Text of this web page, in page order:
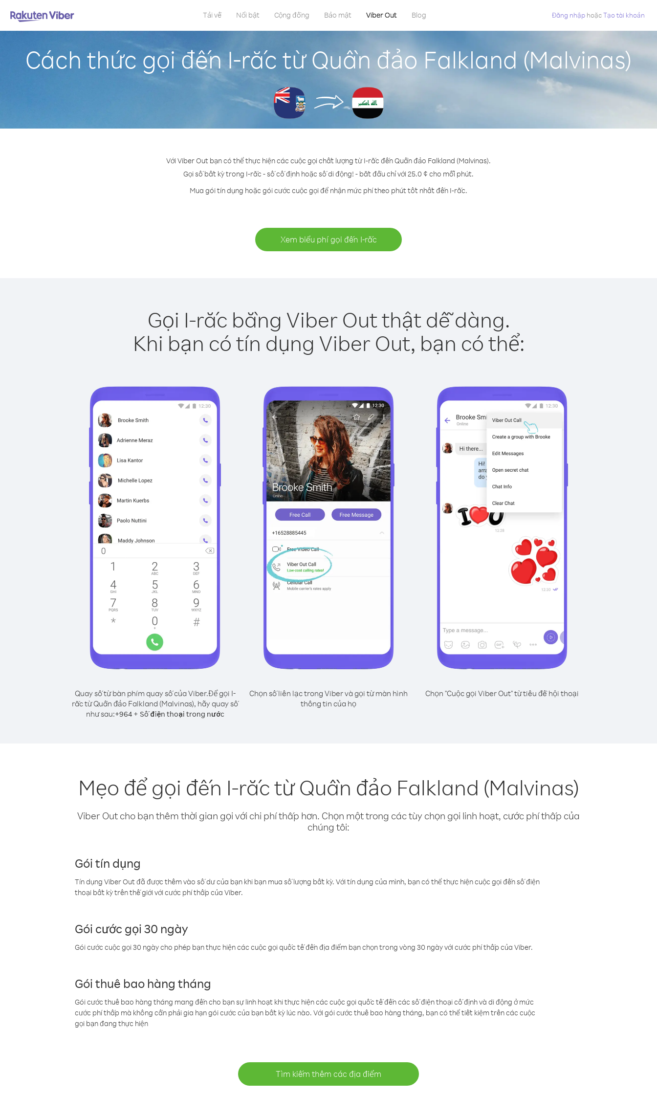
Tải về Nổi bật Cộng đồng Bảo mật Viber Out Blog Đăng nhập hoặcTạo tài khoản
Cách thức gọi đến I-rắc từ Quần đảo Falkland (Malvinas)
Với Viber Out bạn có thể thực hiện các cuộc gọi chất lượng từ I-rắc đến Quần đảo Falkland (Malvinas).
Gọi số bất kỳ trong I-rắc - số cố định hoặc số di động! - bắt đầu chỉ với 25.0 ¢ cho mỗi phút.
Mua gói tín dụng hoặc gói cước cuộc gọi để nhận mức phí theo phút tốt nhất đến I-rắc.
Xem biểu phí gọi đến I-rắc
Gọi I-rắc bằng Viber Out thật dễ dàng.
Khi bạn có tín dụng Viber Out, bạn có thể:
Quay số từ bàn phím quay số của Viber.Để gọi I-
rắc từ Quần đảo Falkland (Malvinas), hãy quay số
như sau:+964+ Số điện thoại trong nước
Chọn số liên lạc trong Viber và gọi từ màn hình
thông tin của họ
Chọn "Cuộc gọi Viber Out" từ tiêu đề hội thoại
Mẹo để gọi đến I-rắc từ Quần đảo Falkland (Malvinas)
Viber Out cho bạn thêm thời gian gọi với chi phí thấp hơn. Chọn một trong các tùy chọn gọi linh hoạt, cước phí thấp của
chúng tôi:
Gói tín dụng
Tín dụng Viber Out đã được thêm vào số dư của bạn khi bạn mua số lượng bất kỳ. Với tín dụng của mình, bạn có thể thực hiện cuộc gọi đến số điện
thoại bất kỳ trên thế giới với cước phí thấp của Viber.
Gói cước gọi 30 ngày
Gói cước cuộc gọi 30 ngày cho phép bạn thực hiện các cuộc gọi quốc tế đến địa điểm bạn chọn trong vòng 30 ngày với cước phí thấp của Viber.
Gói thuê bao hàng tháng
Gói cước thuê bao hàng tháng mang đến cho bạn sự linh hoạt khi thực hiện các cuộc gọi quốc tế đến các số điện thoại cố định và di động ở mức
cước phí thấp mà không cần phải gia hạn gói cước của bạn bất kỳ lúc nào. Với gói cước thuê bao hàng tháng, bạn có thể tiết kiệm trên các cuộc
gọi bạn đang thực hiện
Tìm kiếm thêm các địa điểm